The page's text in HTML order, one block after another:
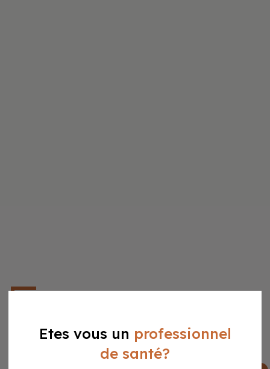
l’équipement qui vous convient
L’équipe dentall project
Etes vous un professionnel
de santé?